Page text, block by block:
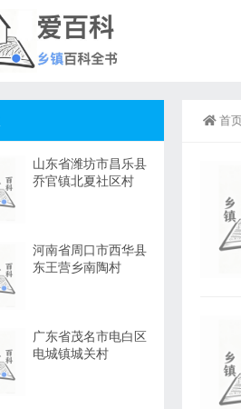
首
山东省潍坊市昌乐县
乔官镇北夏社区村
河南省周口市西华县
东王营乡南陶村
广东省茂名市电白区
电城镇城关村